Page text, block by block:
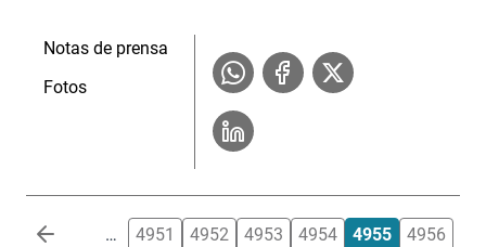
Notas de prensa
Fotos
Paginación … 4951 4952 4953 4954 4955
4956